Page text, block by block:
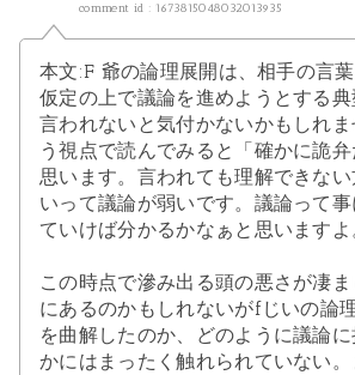
comment id : 1673815048032013935
本文:F 爺の論理展開は、相手の言
仮定の上で議論を進めようとする典
言われないと気付かないかもしれ
う視点で読んでみると「確かに詭
思います。言われても理解できない
いって議論が弱いです。議論って
ていけば分かるかなぁと思いますよ
この時点で滲み出る頭の悪さが凄
にあるのかもしれないがfじいの論
を曲解したのか、どのように議論
かにはまったく触れられていない